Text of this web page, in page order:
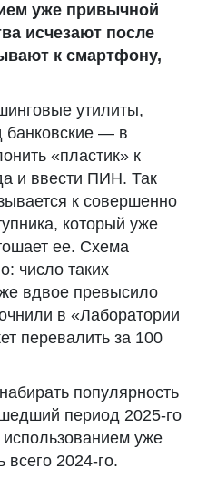
уже привычной
исчезают после
к смартфону,
утилиты,
банковские — в
«пластик» к
и ввести ПИН. Так
к совершенно
который уже
ее. Схема
число таких
вдвое превысило
в «Лаборатории
перевалить за 100
популярность
период 2025-го
уже
2024-го.